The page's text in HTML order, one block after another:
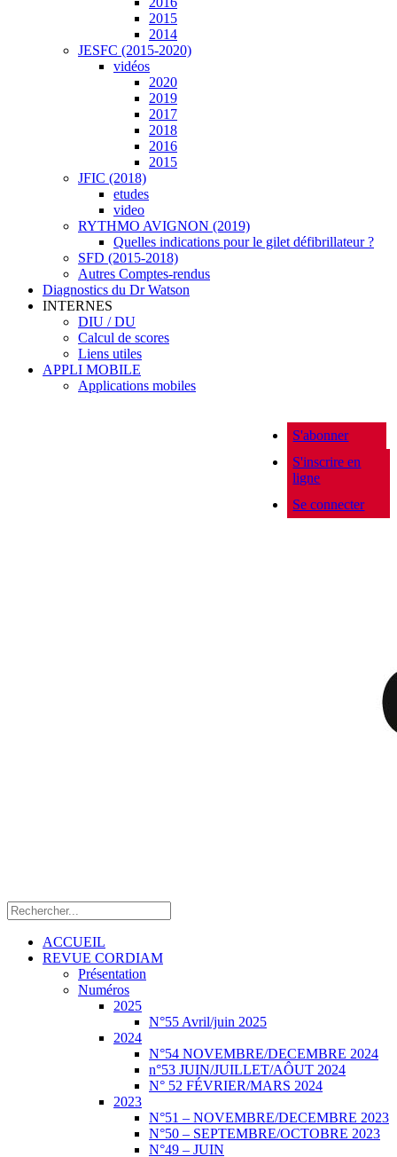
2015
2014
JESFC (2015-2020)
vidéos
2020
2019
2017
2018
2016
2015
JFIC (2018)
etudes
video
RYTHMO AVIGNON (2019)
Quelles indications pour le gilet défibrillateur ?
SFD (2015-2018)
Autres Comptes-rendus
Diagnostics du Dr Watson
INTERNES
DIU / DU
Calcul de scores
Liens utiles
APPLI MOBILE
Applications mobiles
S'abonner
S'inscrire en
ligne
Se connecter
ACCUEIL
REVUE CORDIAM
Présentation
Numéros
2025
N°55 Avril/juin 2025
2024
N°54 NOVEMBRE/DECEMBRE 2024
n°53 JUIN/JUILLET/AÔUT 2024
N° 52 FÉVRIER/MARS 2024
2023
N°51 – NOVEMBRE/DECEMBRE 2023
N°50 – SEPTEMBRE/OCTOBRE 2023
N°49 – JUIN